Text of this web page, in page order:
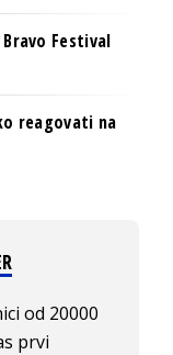
Festival
reagovati na
od 20000
prvi